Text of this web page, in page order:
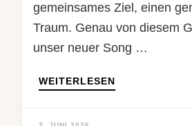
gemeinsames Ziel, einen
Traum. Genau von diesem
unser neuer Song …
WEITERLESEN